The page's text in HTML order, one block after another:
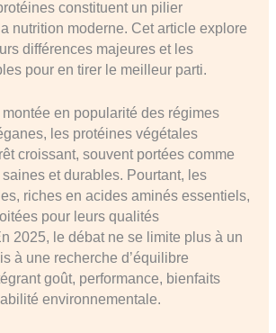
constituent un pilier
nutrition moderne. Cet article explore
différences majeures et les
pour en tirer le meilleur parti.
en popularité des régimes
les protéines végétales
croissant, souvent portées comme
et durables. Pourtant, les
riches en acides aminés essentiels,
pour leurs qualités
2025, le débat ne se limite plus à un
à une recherche d’équilibre
goût, performance, bienfaits
environnementale.